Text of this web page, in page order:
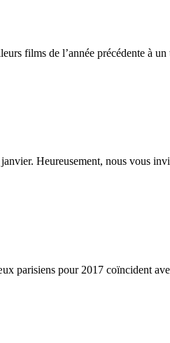
films de l’année précédente à
Heureusement, nous vous
parisiens pour 2017 coïncident